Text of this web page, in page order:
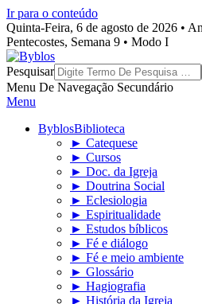
Ir para o conteúdo
Quinta-Feira, 6 de agosto de 2026 •
Pentecostes, Semana 9 • Modo I
Byblos
Pesquisar
Menu De Navegação Secundário
Menu
ByblosBiblioteca
► Catequese
► Cursos
► Doc. da Igreja
► Doutrina Social
► Eclesiologia
► Espiritualidade
► Estudos bíblicos
► Fé e diálogo
► Fé e meio ambiente
► Glossário
► Hagiografia
► História da Igreja